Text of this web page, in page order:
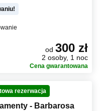
od 300 zł
2 osoby, 1 noc
Cena gwarantowana
rezerwacja
- Barbarosa